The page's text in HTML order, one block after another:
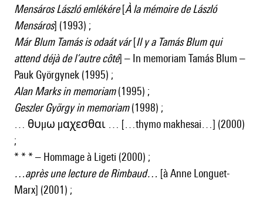
Mensáros László emlékére[À la mémoire de László
Mensáros] (1993) ;
Már Blum Tamás is odaát vár[Il y a Tamás Blum qui
attend déjà de l’autre côté] – In memoriam Tamás Blum –
Pauk Györgynek (1995) ;
Alan Marks in memoriam(1995) ;
Geszler György in memoriam(1998) ;
… θυμω μαχεσθαι … […thymo makhesai…] (2000)
;
* * * – Hommage à Ligeti (2000) ;
…après une lecture de Rimbaud… [à Anne Longuet-
Marx] (2001) ;